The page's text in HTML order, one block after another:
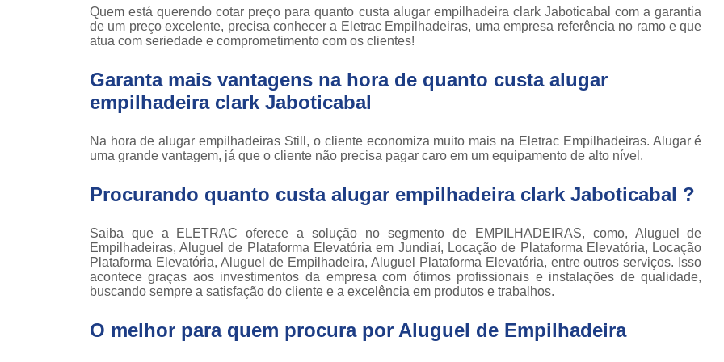
Locação de
empilhadeiras
Locar
empilhadeiras
Paleteiras
manuais
empilhadeira
skam
Peças para
empilhadeira still
Peças para
empilhadeiras
articuladas
Locação de Plataforma Tesoura
Plataforma Tesoura Aluguel
Assistência
Assistência
Assistência
Assistência
Assistência Técnica
Assistência Técnica
Conserto de Empilhadeira a Gás
Quem está querendo cotar preço para quanto custa alugar empilhadeira clark Jaboticabal com a garantia
de um preço excelente, precisa conhecer a Eletrac Empilhadeiras, uma empresa referência no ramo e que
atua com seriedade e comprometimento com os clientes!
Garanta mais vantagens na hora de quanto custa alugar
empilhadeira clark Jaboticabal
Na hora de alugar empilhadeiras Still, o cliente economiza muito mais na Eletrac Empilhadeiras. Alugar é
uma grande vantagem, já que o cliente não precisa pagar caro em um equipamento de alto nível.
Procurando quanto custa alugar empilhadeira clark Jaboticabal ?
Saiba que a ELETRAC oferece a solução no segmento de EMPILHADEIRAS, como, Aluguel de
Empilhadeiras, Aluguel de Plataforma Elevatória em Jundiaí, Locação de Plataforma Elevatória, Locação
Plataforma Elevatória, Aluguel de Empilhadeira, Aluguel Plataforma Elevatória, entre outros serviços. Isso
acontece graças aos investimentos da empresa com ótimos profissionais e instalações de qualidade,
buscando sempre a satisfação do cliente e a excelência em produtos e trabalhos.
O melhor para quem procura por Aluguel de Empilhadeira